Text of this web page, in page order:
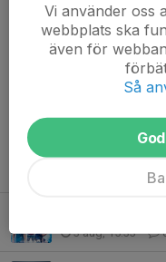
3 aug, 15:33
Vi använder oss
webbplats ska
även för
Så